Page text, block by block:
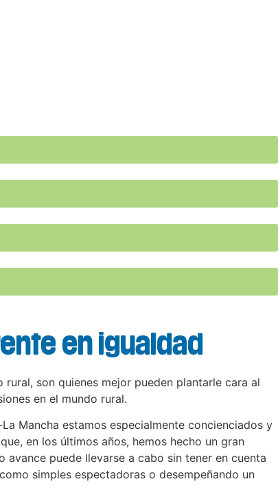
en igualdad
son quienes mejor pueden plantarle cara al
en el mundo rural.
Mancha estamos especialmente concienciados y
en los últimos años, hemos hecho un gran
puede llevarse a cabo sin tener en cuenta
simples espectadoras o desempeñando un